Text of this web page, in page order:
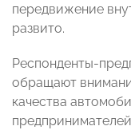
передвижение
развито.
Респонденты-
обращают
качества